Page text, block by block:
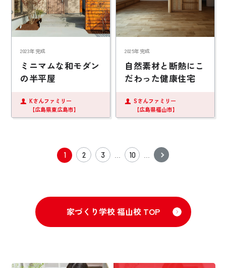
2023年完成
ミニマムな和モダン
の半平屋
Kさんファミリー
【広島県東広島市】
2025年完成
自然素材と断熱にこ
だわった健康住宅
Sさんファミリー
【広島県福山市】
1 2 3 10
家づくり学校 福山校 TOP